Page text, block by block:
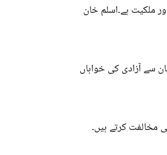
ملکیت ہے۔اسلم خان
سے آزادی کی خواہاں
کرتے ہیں۔